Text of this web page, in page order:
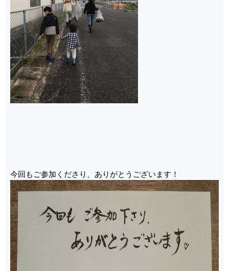
今回もご参加くださり、ありがとうございます！